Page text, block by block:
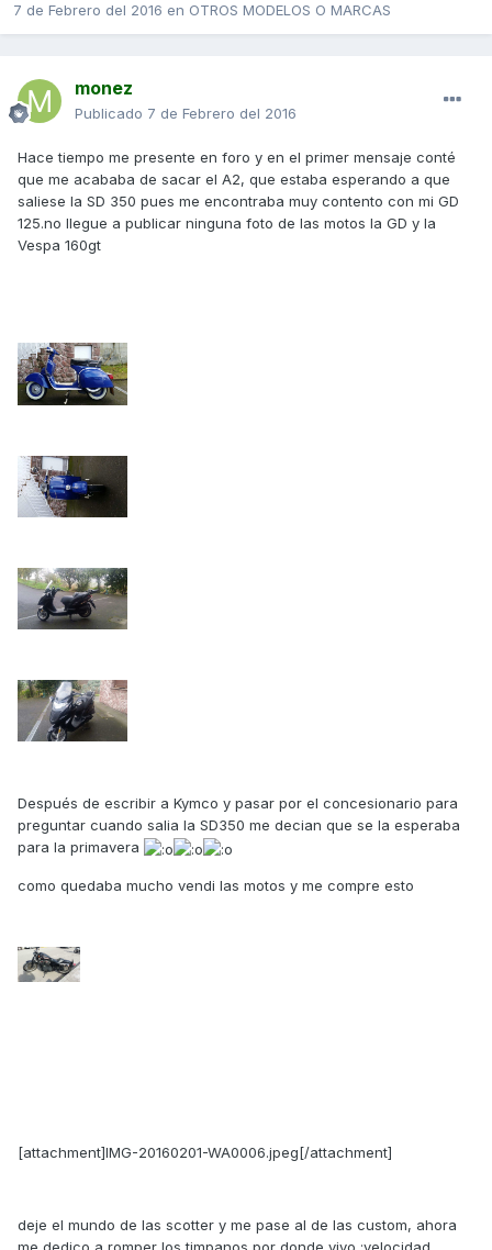
7 de Febrero del 2016 en OTROS MODELOS O MARCAS
monez
Publicado 7 de Febrero del 2016
Hace tiempo me presente en foro y en el primer mensaje conté
que me acababa de sacar el A2, que estaba esperando a que
saliese la SD 350 pues me encontraba muy contento con mi GD
125.no llegue a publicar ninguna foto de las motos la GD y la
Vespa 160gt
Después de escribir a Kymco y pasar por el concesionario para
preguntar cuando salia la SD350 me decian que se la esperaba
para la primavera
como quedaba mucho vendi las motos y me compre esto
[attachment]IMG-20160201-WA0006.jpeg[/attachment]
deje el mundo de las scotter y me pase al de las custom, ahora